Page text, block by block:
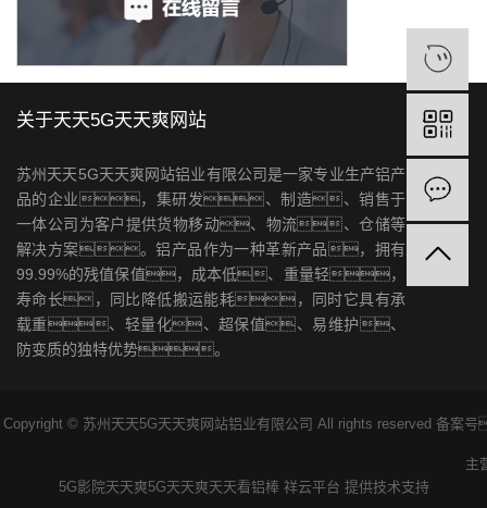
关于天天5G天天爽网站
苏州天天5G天天爽网站铝业有限公司是一家专业生产铝产
品的企业，集研发、制造、销售于
一体公司为客户提供货物移动、物流、仓储等
解决方案。铝产品作为一种革新产品，拥有
99.99%的残值保值，成本低、重量轻，
寿命长，同比降低搬运能耗，同时它具有承
载重、轻量化、超保值、易维护、
防变质的独特优势。
Copyright © 苏州天天5G天天爽网站铝业有限公司 All rights reserved 备案
主
5G影院天天爽5G天天爽天天看铝棒 祥云平台 提供技术支持